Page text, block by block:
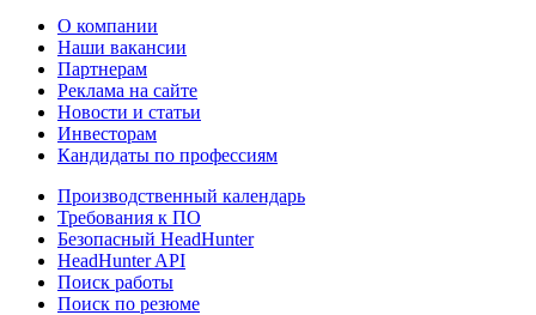
О компании
Наши вакансии
Партнерам
Реклама на сайте
Новости и статьи
Инвесторам
Кандидаты по профессиям
Производственный календарь
Требования к ПО
Безопасный HeadHunter
HeadHunter API
Поиск работы
Поиск по резюме